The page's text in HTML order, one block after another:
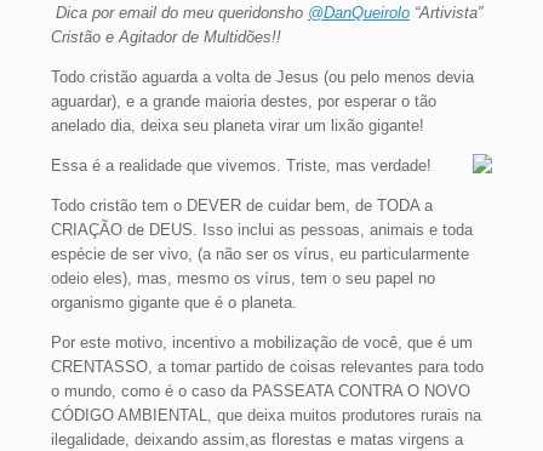
Dica por email do meu queridonsho @DanQueirolo“Artivista”
Cristão e Agitador de Multidões!!
Todo cristão aguarda a volta de Jesus (ou pelo menos devia
aguardar), e a grande maioria destes, por esperar o tão
anelado dia, deixa seu planeta virar um lixão gigante!
Essa é a realidade que vivemos. Triste, mas verdade!
Todo cristão tem o DEVER de cuidar bem, de TODA a
CRIAÇÃO de DEUS. Isso inclui as pessoas, animais e toda
espécie de ser vivo, (a não ser os vírus, eu particularmente
odeio eles), mas, mesmo os vírus, tem o seu papel no
organismo gigante que é o planeta.
Por este motivo, incentivo a mobilização de você, que é um
CRENTASSO, a tomar partido de coisas relevantes para todo
o mundo, como é o caso da PASSEATA CONTRA O NOVO
CÓDIGO AMBIENTAL, que deixa muitos produtores rurais na
ilegalidade, deixando assim,as florestas e matas virgens a